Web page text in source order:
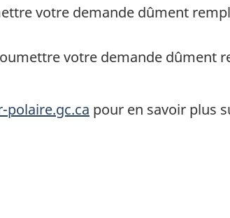
votre demande dûment
votre demande dûment
polaire.gc.ca pour en savoir plus